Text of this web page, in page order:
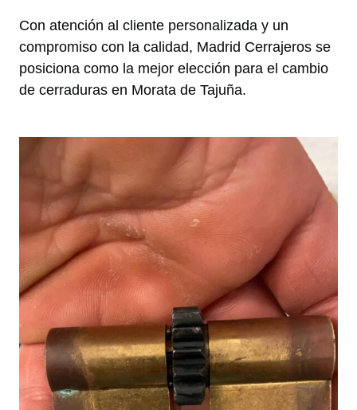
Con atención al cliente personalizada y un
compromiso con la calidad, Madrid Cerrajeros se
posiciona como la mejor elección para el cambio
de cerraduras en Morata de Tajuña.